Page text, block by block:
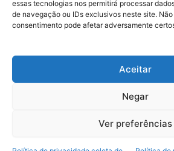
essas tecnologias nos permitirá processar
de navegação ou IDs exclusivos neste site.
consentimento pode afetar adversamente
Aceitar
Negar
Ver preferências
b
o
o
st A
p
p
r
e
n
g
er
e